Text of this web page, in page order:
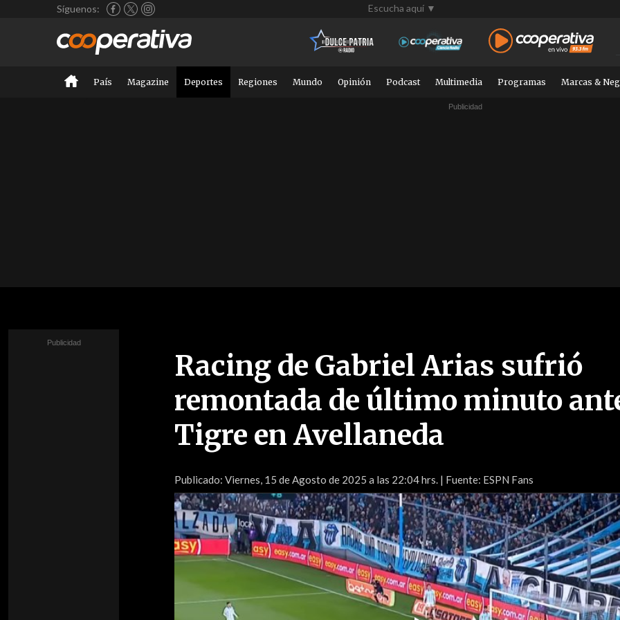
Síguenos: Escucha aquí ▼
País Magazine Deportes Regiones Mundo Opinión Podcast Multimedia Programas Marcas &
Racing de Gabriel Arias sufrió
remontada de último minuto
Tigre en Avellaneda
Publicado: Viernes, 15 de Agosto de 2025 a las 22:04 hrs. | Fuente: ESPN Fans